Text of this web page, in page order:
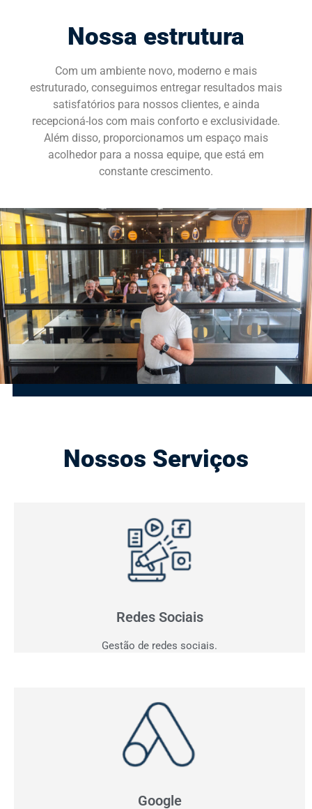
SOLICITE UMA DEMONSTRAÇÃO
Nossa estrutura
Com um ambiente novo, moderno e mais
estruturado, conseguimos entregar resultados mais
satisfatórios para nossos clientes, e ainda
recepcioná-los com mais conforto e exclusividade.
Além disso, proporcionamos um espaço mais
acolhedor para a nossa equipe, que está em
constante crescimento.
Nossos Serviços
Redes Sociais
Gestão de redes sociais.
Gestão de Redes Sociais
Otimizamos resultados! Fazemos o planejamento,
Google
Anúncio em Google
Como ficar entre os três primeiros do Google?